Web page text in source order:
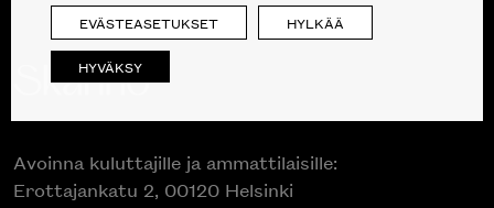
Avoinna kuluttajille ja ammattilaisille:
Erottajankatu 2, 00120 Helsinki
EVÄSTEASETUKSET HYLKÄÄ
HYVÄKSY